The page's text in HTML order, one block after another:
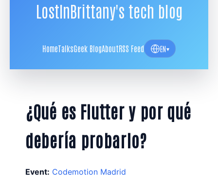
LostInBrittany's tech blog
HomeTalksGeek BlogAboutRSS Feed EN▾
¿Qué es Flutter y por qué
debería probarlo?
Event: Codemotion Madrid